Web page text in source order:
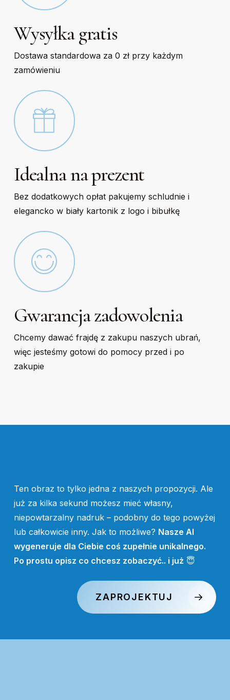
Wysyłka gratis
Dostawa standardowa za 0 zł przy każdym
zamówieniu
Idealna na prezent
Bez dodatkowych opłat pakujemy schludnie i
elegancko w biały kartonik z logo i bibułkę
Gwarancja zadowolenia
Chcemy dawać frajdę z zakupu naszych ubrań,
więc jesteśmy gotowi do pomocy przed i po
zakupie
Ten obraz to tylko jedna z naszych propozycji. Ale
już za kilka sekund możesz mieć własny,
niepowtarzalny nadruk – podobny do tego powyżej
lub całkowicie inny. Jak to możliwe? Nasze AI
wygeneruje dla Ciebie coś zupełnie unikalnego.
Po prostu opisz co chcesz zobaczyć.. i już 😇
ZAPROJEKTUJ